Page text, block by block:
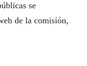
se
de la comisión,